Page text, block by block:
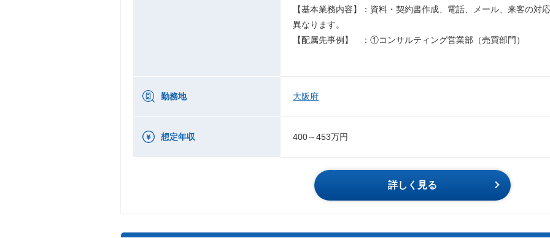
【基本業務内容】：資料・契約書作成、電話、メール、来客
異なります。
【配属先事例】 ：①コンサルティング営業部（売買部門）
勤務地 大阪府
想定年収 400～453万円
詳しく見る